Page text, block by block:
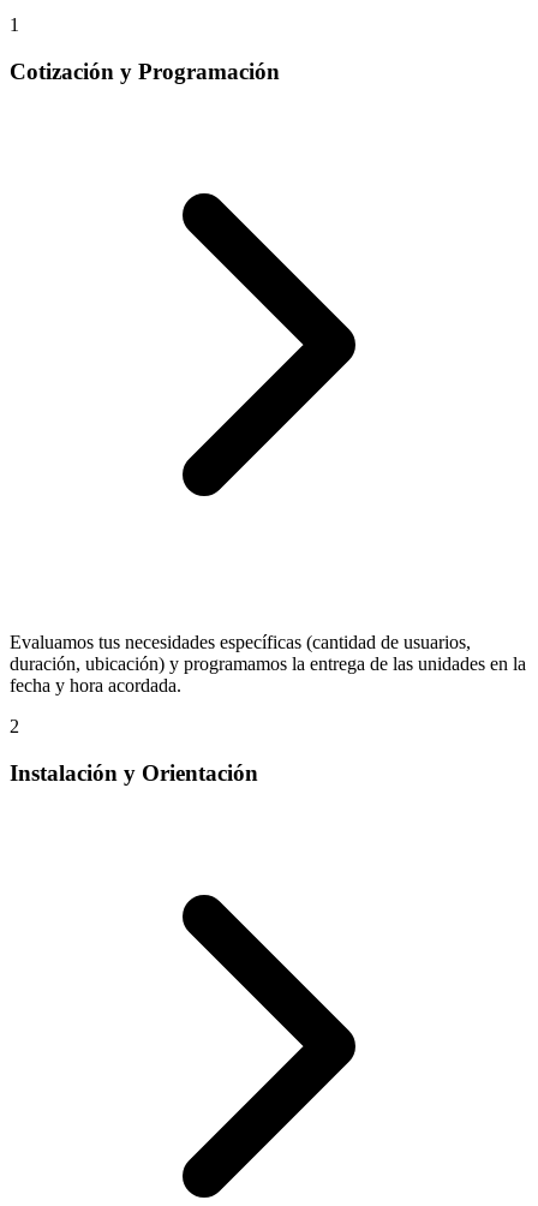
1
Cotización y Programación
Evaluamos tus necesidades específicas (cantidad de usuarios,
duración, ubicación) y programamos la entrega de las unidades en la
fecha y hora acordada.
2
Instalación y Orientación